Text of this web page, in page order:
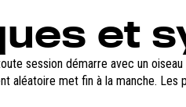
et
session démarre avec un
aléatoire met fin à la manche.